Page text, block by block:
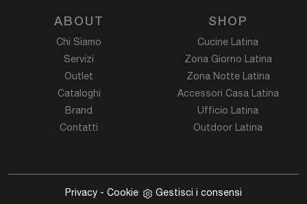
ABOUT
Chi Siamo
Servizi
Outlet
Cataloghi
Brand
Contatti
SHOP
Cucine Latina
Zona Giorno Latina
Zona Notte Latina
Accessori Casa Latina
Ufficio Latina
Outdoor Latina
Privacy - Cookie Gestisci i consensi